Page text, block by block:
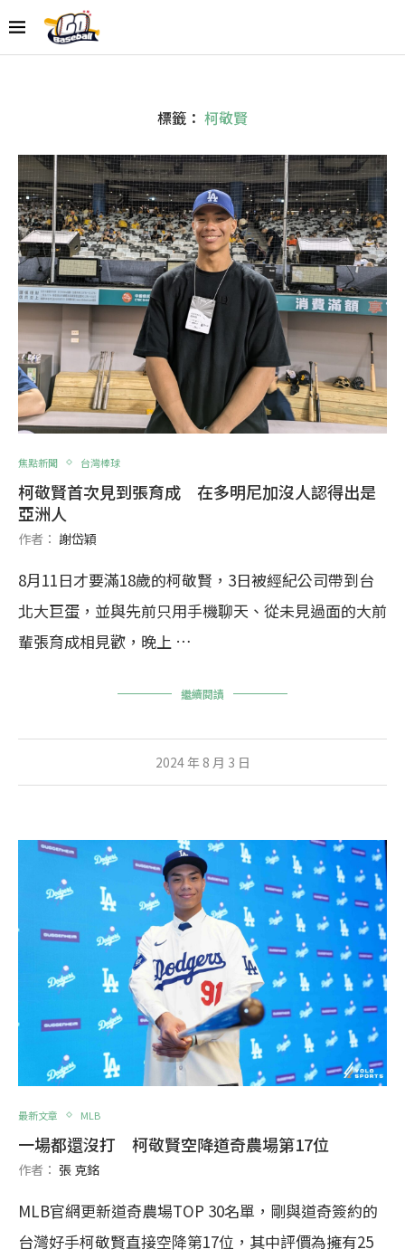
標籤： 柯敬賢
焦點新聞 台灣棒球
柯敬賢首次見到張育成 在多明尼加沒人認得出是
亞洲人
作者： 謝岱穎
8月11日才要滿18歲的柯敬賢，3日被經紀公司帶到台
北大巨蛋，並與先前只用手機聊天、從未見過面的大前
輩張育成相見歡，晚上 …
繼續閱讀
2024 年 8 月 3 日
最新文章 MLB
一場都還沒打 柯敬賢空降道奇農場第17位
作者： 張 克銘
MLB官網更新道奇農場TOP 30名單，剛與道奇簽約的
台灣好手柯敬賢直接空降第17位，其中評價為擁有25